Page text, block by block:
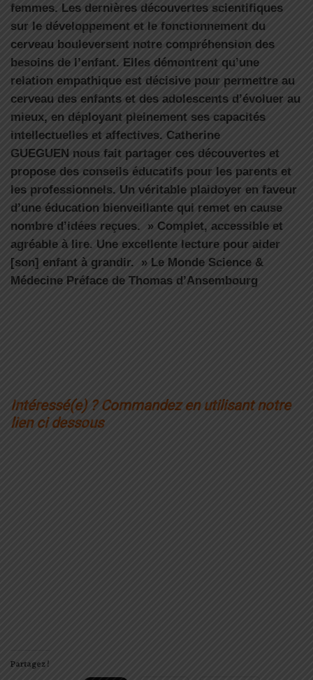
femmes. Les dernières découvertes scientifiques
sur le développement et le fonctionnement du
cerveau bouleversent notre compréhension des
besoins de l’enfant. Elles démontrent qu’une
relation empathique est décisive pour permettre au
cerveau des enfants et des adolescents d’évoluer au
mieux, en déployant pleinement ses capacités
intellectuelles et affectives. Catherine
GUEGUEN nous fait partager ces découvertes et
propose des conseils éducatifs pour les parents et
les professionnels. Un véritable plaidoyer en faveur
d’une éducation bienveillante qui remet en cause
nombre d’idées reçues. » Complet, accessible et
agréable à lire. Une excellente lecture pour aider
[son] enfant à grandir. » Le Monde Science &
Médecine Préface de Thomas d’Ansembourg
Intéressé(e) ? Commandez en utilisant notre
lien ci dessous
Partagez !